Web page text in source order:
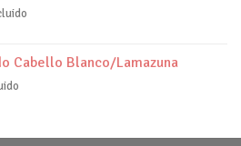
Cabello Blanco/Lamazuna